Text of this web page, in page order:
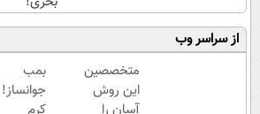
از سراسر وب
متخصصین
این روش
بمب
جوانساز!